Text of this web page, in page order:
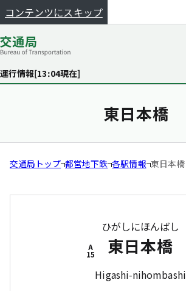
コンテンツにスキップ
運行情報[13:04現在]
東日本橋
交通局トップ 都営地下鉄 各駅情報 東日本橋
A
15
ひがしにほんばし
東日本橋
Higashi-nihombashi